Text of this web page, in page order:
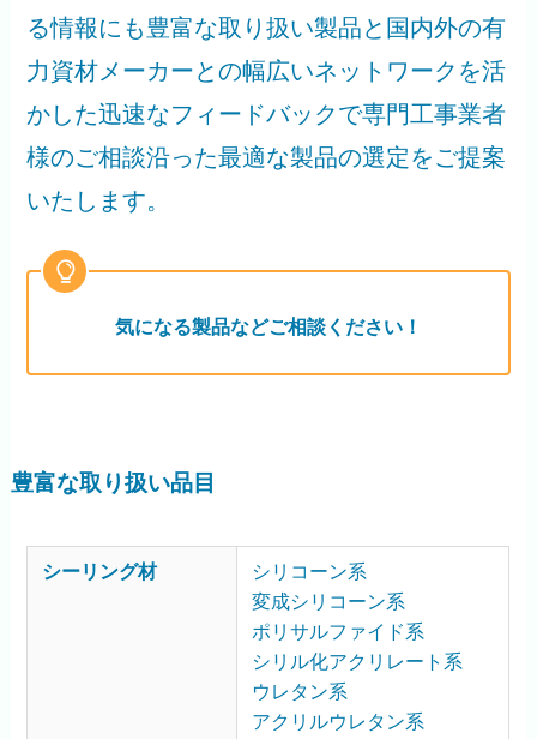
る情報にも豊富な取り扱い製品と国内外の有
力資材メーカーとの幅広いネットワークを活
かした迅速なフィードバックで専門工事業者
様のご相談沿った最適な製品の選定をご提案
いたします。
気になる製品などご相談ください！
豊富な取り扱い品目
シーリング材
シリコーン系
変成シリコーン系
ポリサルファイド系
シリル化アクリレート系
ウレタン系
アクリルウレタン系